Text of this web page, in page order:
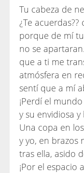
Tu cabeza de
¿Te
porque de mí
no se
que a ti me
atmósfera en
sentí que a mí
¡Perdí el
y su envidiosa
Una copa en
y yo, en brazos
tras ella, asido
¡Por el espacio